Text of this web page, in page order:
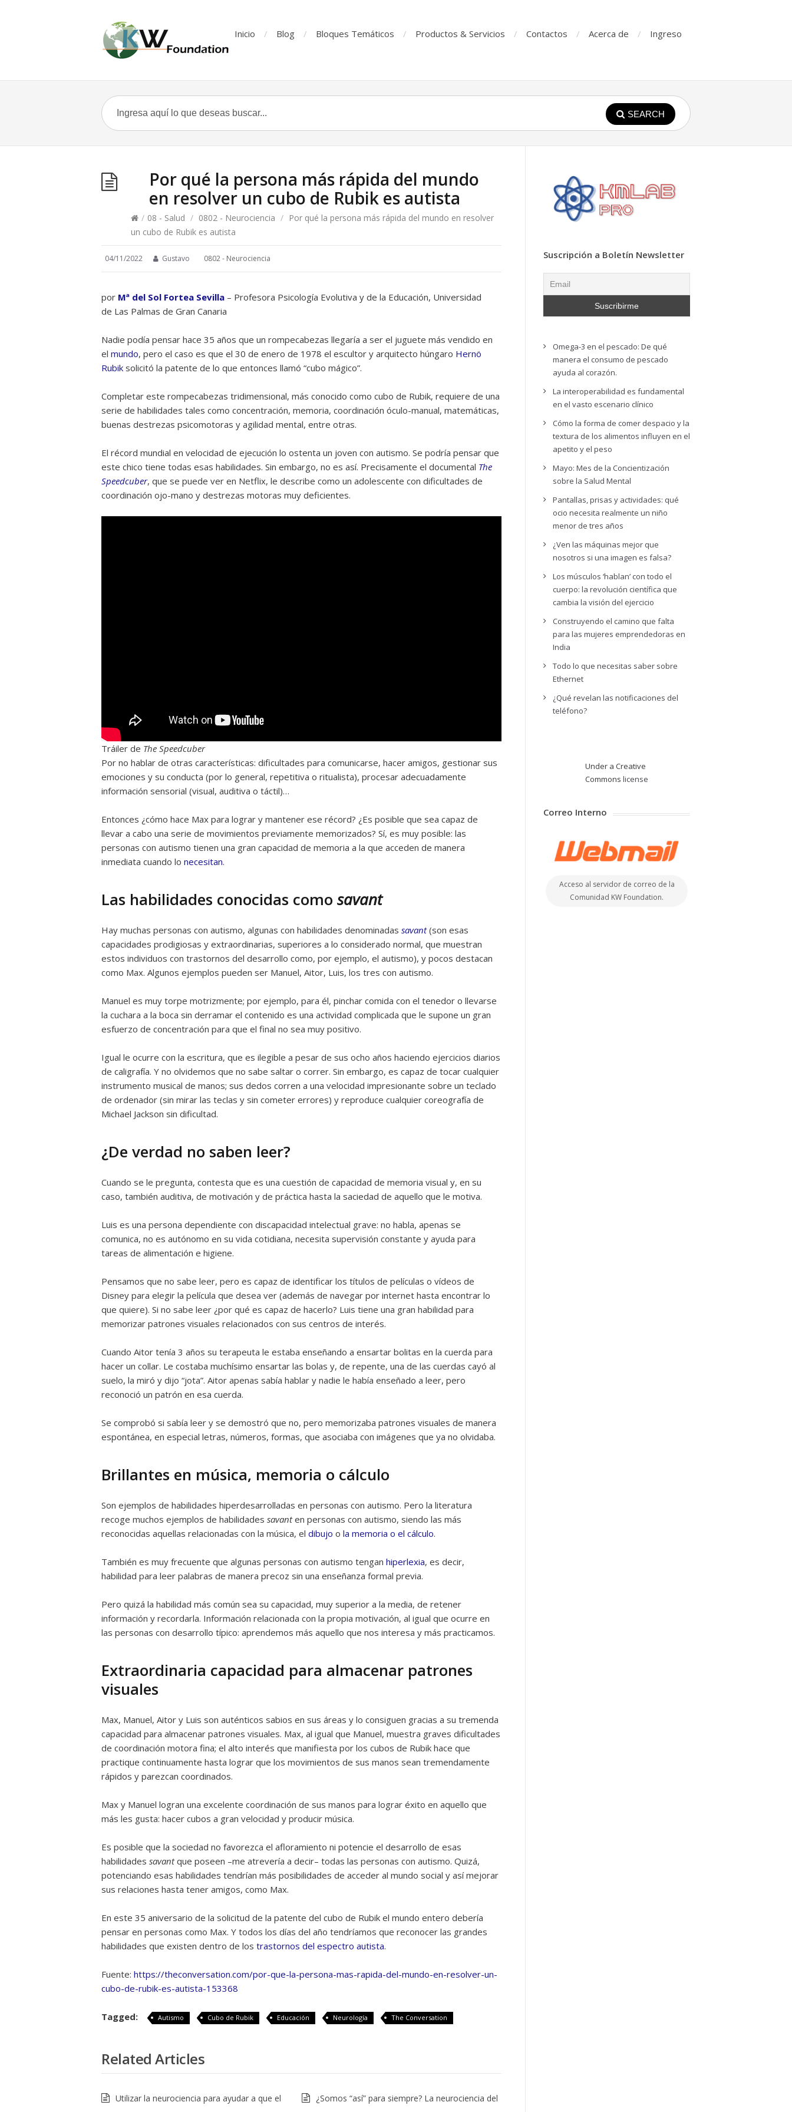
Inicio Blog Bloques Temáticos Productos & Servicios Contactos Acerca de Ingreso
SEARCH
Por qué la persona más rápida del mundo
en resolver un cubo de Rubik es autista
/ 08 - Salud / 0802 - Neurociencia / Por qué la persona más rápida del mundo en resolver
un cubo de Rubik es autista
04/11/2022 Gustavo 0802 - Neurociencia
por Mª del Sol Fortea Sevilla – Profesora Psicología Evolutiva y de la Educación, Universidad
de Las Palmas de Gran Canaria
Nadie podía pensar hace 35 años que un rompecabezas llegaría a ser el juguete más vendido en
el mundo, pero el caso es que el 30 de enero de 1978 el escultor y arquitecto húngaro Hernö
Rubik solicitó la patente de lo que entonces llamó “cubo mágico”.
Completar este rompecabezas tridimensional, más conocido como cubo de Rubik, requiere de una
serie de habilidades tales como concentración, memoria, coordinación óculo-manual, matemáticas,
buenas destrezas psicomotoras y agilidad mental, entre otras.
El récord mundial en velocidad de ejecución lo ostenta un joven con autismo. Se podría pensar que
este chico tiene todas esas habilidades. Sin embargo, no es así. Precisamente el documental The
Speedcuber, que se puede ver en Netflix, le describe como un adolescente con dificultades de
coordinación ojo-mano y destrezas motoras muy deficientes.
Tráiler de The Speedcuber
Por no hablar de otras características: dificultades para comunicarse, hacer amigos, gestionar sus
emociones y su conducta (por lo general, repetitiva o ritualista), procesar adecuadamente
información sensorial (visual, auditiva o táctil)…
Entonces ¿cómo hace Max para lograr y mantener ese récord? ¿Es posible que sea capaz de
llevar a cabo una serie de movimientos previamente memorizados? Sí, es muy posible: las
personas con autismo tienen una gran capacidad de memoria a la que acceden de manera
inmediata cuando lo necesitan.
Las habilidades conocidas como savant
Hay muchas personas con autismo, algunas con habilidades denominadas savant(son esas
capacidades prodigiosas y extraordinarias, superiores a lo considerado normal, que muestran
estos individuos con trastornos del desarrollo como, por ejemplo, el autismo), y pocos destacan
como Max. Algunos ejemplos pueden ser Manuel, Aitor, Luis, los tres con autismo.
Manuel es muy torpe motrizmente; por ejemplo, para él, pinchar comida con el tenedor o llevarse
la cuchara a la boca sin derramar el contenido es una actividad complicada que le supone un gran
esfuerzo de concentración para que el final no sea muy positivo.
Igual le ocurre con la escritura, que es ilegible a pesar de sus ocho años haciendo ejercicios diarios
de caligrafía. Y no olvidemos que no sabe saltar o correr. Sin embargo, es capaz de tocar cualquier
instrumento musical de manos; sus dedos corren a una velocidad impresionante sobre un teclado
de ordenador (sin mirar las teclas y sin cometer errores) y reproduce cualquier coreografía de
Michael Jackson sin dificultad.
¿De verdad no saben leer?
Cuando se le pregunta, contesta que es una cuestión de capacidad de memoria visual y, en su
caso, también auditiva, de motivación y de práctica hasta la saciedad de aquello que le motiva.
Luis es una persona dependiente con discapacidad intelectual grave: no habla, apenas se
comunica, no es autónomo en su vida cotidiana, necesita supervisión constante y ayuda para
tareas de alimentación e higiene.
Pensamos que no sabe leer, pero es capaz de identificar los títulos de películas o vídeos de
Disney para elegir la película que desea ver (además de navegar por internet hasta encontrar lo
que quiere). Si no sabe leer ¿por qué es capaz de hacerlo? Luis tiene una gran habilidad para
memorizar patrones visuales relacionados con sus centros de interés.
Cuando Aitor tenía 3 años su terapeuta le estaba enseñando a ensartar bolitas en la cuerda para
hacer un collar. Le costaba muchísimo ensartar las bolas y, de repente, una de las cuerdas cayó al
suelo, la miró y dijo “jota”. Aitor apenas sabía hablar y nadie le había enseñado a leer, pero
reconoció un patrón en esa cuerda.
Se comprobó si sabía leer y se demostró que no, pero memorizaba patrones visuales de manera
espontánea, en especial letras, números, formas, que asociaba con imágenes que ya no olvidaba.
Brillantes en música, memoria o cálculo
Son ejemplos de habilidades hiperdesarrolladas en personas con autismo. Pero la literatura
recoge muchos ejemplos de habilidades savanten personas con autismo, siendo las más
reconocidas aquellas relacionadas con la música, el dibujo o la memoria o el cálculo.
También es muy frecuente que algunas personas con autismo tengan hiperlexia, es decir,
habilidad para leer palabras de manera precoz sin una enseñanza formal previa.
Pero quizá la habilidad más común sea su capacidad, muy superior a la media, de retener
información y recordarla. Información relacionada con la propia motivación, al igual que ocurre en
las personas con desarrollo típico: aprendemos más aquello que nos interesa y más practicamos.
Extraordinaria capacidad para almacenar patrones
visuales
Max, Manuel, Aitor y Luis son auténticos sabios en sus áreas y lo consiguen gracias a su tremenda
capacidad para almacenar patrones visuales. Max, al igual que Manuel, muestra graves dificultades
de coordinación motora fina; el alto interés que manifiesta por los cubos de Rubik hace que
practique continuamente hasta lograr que los movimientos de sus manos sean tremendamente
rápidos y parezcan coordinados.
Max y Manuel logran una excelente coordinación de sus manos para lograr éxito en aquello que
más les gusta: hacer cubos a gran velocidad y producir música.
Es posible que la sociedad no favorezca el afloramiento ni potencie el desarrollo de esas
habilidades savantque poseen –me atrevería a decir– todas las personas con autismo. Quizá,
potenciando esas habilidades tendrían más posibilidades de acceder al mundo social y así mejorar
sus relaciones hasta tener amigos, como Max.
En este 35 aniversario de la solicitud de la patente del cubo de Rubik el mundo entero debería
pensar en personas como Max. Y todos los días del año tendríamos que reconocer las grandes
habilidades que existen dentro de los trastornos del espectro autista.
Fuente: https://theconversation.com/por-que-la-persona-mas-rapida-del-mundo-en-resolver-un-
cubo-de-rubik-es-autista-153368
Tagged: Autismo Cubo de Rubik Educación Neurología The Conversation
Related Articles
Utilizar la neurociencia para ayudar a que el
¿Somos “así” para siempre? La neurociencia del
Suscripción a Boletín Newsletter
Omega-3 en el pescado: De qué
manera el consumo de pescado
ayuda al corazón.
La interoperabilidad es fundamental
en el vasto escenario clínico
Cómo la forma de comer despacio y la
textura de los alimentos influyen en el
apetito y el peso
Mayo: Mes de la Concientización
sobre la Salud Mental
Pantallas, prisas y actividades: qué
ocio necesita realmente un niño
menor de tres años
¿Ven las máquinas mejor que
nosotros si una imagen es falsa?
Los músculos ‘hablan’ con todo el
cuerpo: la revolución científica que
cambia la visión del ejercicio
Construyendo el camino que falta
para las mujeres emprendedoras en
India
Todo lo que necesitas saber sobre
Ethernet
¿Qué revelan las notificaciones del
teléfono?
Under a Creative
Commons license
Correo Interno
Acceso al servidor de correo de la
Comunidad KW Foundation.